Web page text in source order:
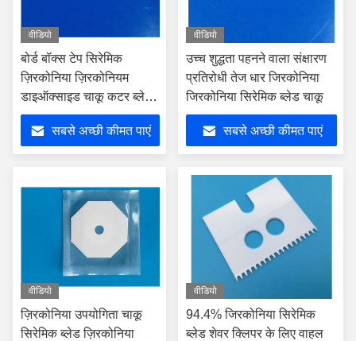
वीडियो
बोर्ड बॉक्स टेप सिरेमिक
ज़िरकोनिया ज़िरकोनियम
डाइऑक्साइड चाकू कटर ब्लेड
नक्काशी चाकू
सबसे अच्छी कीमत पाएं
वीडियो
उच्च शुद्धता पहनने वाला संक्षारण
प्रतिरोधी तेज धार जिरकोनिया
जिरकोनिया सिरेमिक ब्लेड चाकू
सबसे अच्छी कीमत पाएं
वीडियो
ज़िरकोनिया उपयोगिता चाकू
सिरेमिक ब्लेड ज़िरकोनिया
वीडियो
94.4% जिरकोनिया सिरेमिक
ब्लेड शेवर क्लिपर के लिए वाहल